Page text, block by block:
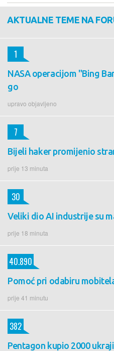
AKTUALNE TEME NA
NASA operacijom "Bing
go
upravo objavljeno
1
Bijeli haker promijenio
prije 13 minuta
7
Veliki dio AI industrije su
prije 18 minuta
30
Pomoć pri odabiru
prije 41 minutu
40.890
Pentagon kupio 2000
382